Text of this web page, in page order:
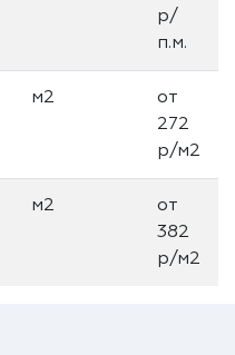
р/
п.м.
м2
от
272
р/м2
м2
от
382
р/м2